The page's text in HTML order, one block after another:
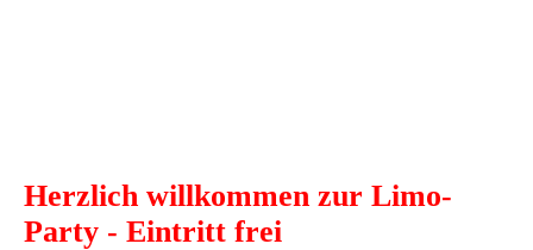
Herzlich willkommen zur Limo-
Party - Eintritt frei